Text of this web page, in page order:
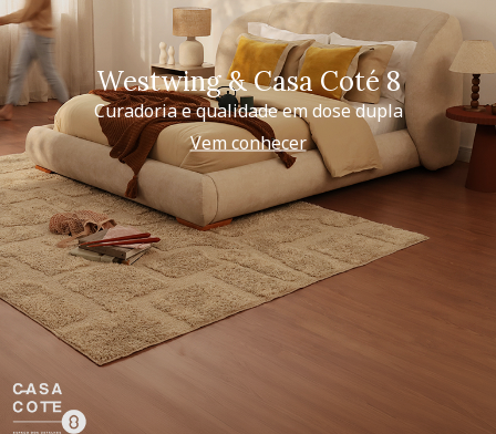
Westwing & Casa Coté 8
Curadoria e qualidade em dose dupla
Vem conhecer